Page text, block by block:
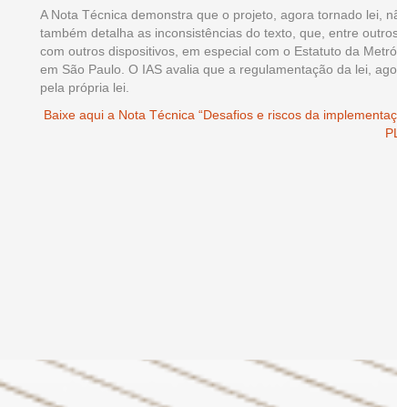
A Nota Técnica demonstra que o projeto, agora tornado lei,
também detalha as inconsistências do texto, que, entre
com outros dispositivos, em especial com o Estatuto da
em São Paulo. O IAS avalia que a regulamentação da lei,
pela própria lei.
Baixe aqui a Nota Técnica “Desafios e riscos da